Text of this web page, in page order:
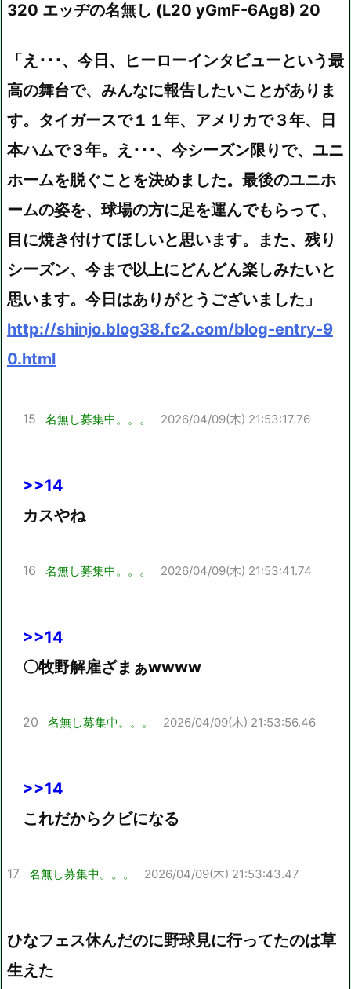
320 エッヂの名無し (L20 yGmF-6Ag8) 20
「え･･･、今日、ヒーローインタビューという最
高の舞台で、みんなに報告したいことがありま
す。タイガースで１１年、アメリカで３年、日
本ハムで３年。え･･･、今シーズン限りで、ユニ
ホームを脱ぐことを決めました。最後のユニホ
ームの姿を、球場の方に足を運んでもらって、
目に焼き付けてほしいと思います。また、残り
シーズン、今まで以上にどんどん楽しみたいと
思います。今日はありがとうございました」
http://shinjo.blog38.fc2.com/blog-entry-9
0.html
15 名無し募集中。。。 2026/04/09(木) 21:53:17.76
>>14
カスやね
16 名無し募集中。。。 2026/04/09(木) 21:53:41.74
>>14
〇牧野解雇ざまぁwwww
20 名無し募集中。。。 2026/04/09(木) 21:53:56.46
>>14
これだからクビになる
17 名無し募集中。。。 2026/04/09(木) 21:53:43.47
ひなフェス休んだのに野球見に行ってたのは草
生えた